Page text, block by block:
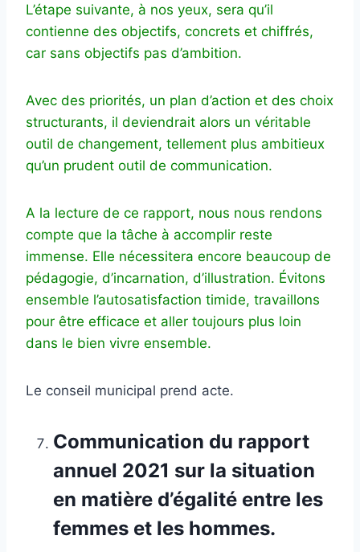
L’étape suivante, à nos yeux, sera qu’il
contienne des objectifs, concrets et chiffrés,
car sans objectifs pas d’ambition.
Avec des priorités, un plan d’action et des choix
structurants, il deviendrait alors un véritable
outil de changement, tellement plus ambitieux
qu’un prudent outil de communication.
A la lecture de ce rapport, nous nous rendons
compte que la tâche à accomplir reste
immense. Elle nécessitera encore beaucoup de
pédagogie, d’incarnation, d’illustration. Évitons
ensemble l’autosatisfaction timide, travaillons
pour être efficace et aller toujours plus loin
dans le bien vivre ensemble.
Le conseil municipal prend acte.
Communication du rapport
annuel 2021 sur la situation
en matière d’égalité entre les
femmes et les hommes.